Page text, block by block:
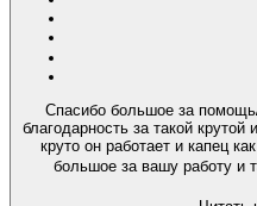
Спасибо большое за помощь🙏 А вообще хочу вам
благодарность за такой крутой
круто он работает и капец как
большое за вашу работу и